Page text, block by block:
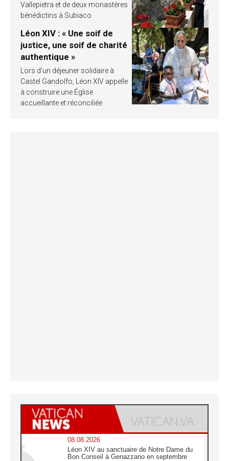
Vallepietra et de deux monastères
bénédictins à Subiaco
Léon XIV : « Une soif de
justice, une soif de charité
authentique »
Lors d’un déjeuner solidaire à
Castel Gandolfo, Léon XIV appelle
à construire une Église
accueillante et réconciliée
08.08.2026
Léon XIV au sanctuaire de Notre Dame du
Bon Conseil à Genazzano en septembre